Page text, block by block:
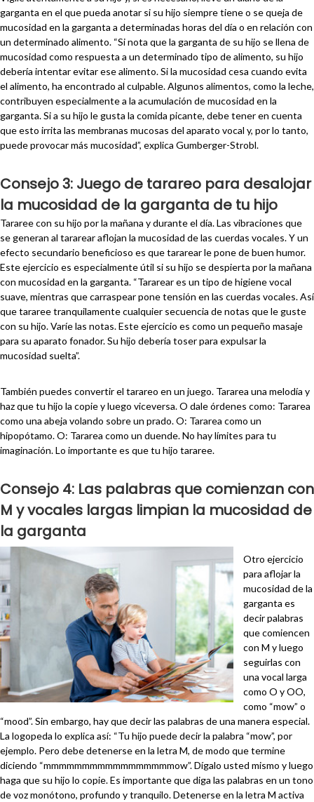
garganta en el que pueda anotar si su hijo siempre tiene o se queja de
mucosidad en la garganta a determinadas horas del día o en relación con
un determinado alimento. “Si nota que la garganta de su hijo se llena de
mucosidad como respuesta a un determinado tipo de alimento, su hijo
debería intentar evitar ese alimento. Si la mucosidad cesa cuando evita
el alimento, ha encontrado al culpable. Algunos alimentos, como la leche,
contribuyen especialmente a la acumulación de mucosidad en la
garganta. Si a su hijo le gusta la comida picante, debe tener en cuenta
que esto irrita las membranas mucosas del aparato vocal y, por lo tanto,
puede provocar más mucosidad”, explica Gumberger-Strobl.
Consejo 3: Juego de tarareo para desalojar
la mucosidad de la garganta de tu hijo
Tararee con su hijo por la mañana y durante el día. Las vibraciones que
se generan al tararear aflojan la mucosidad de las cuerdas vocales. Y un
efecto secundario beneficioso es que tararear le pone de buen humor.
Este ejercicio es especialmente útil si su hijo se despierta por la mañana
con mucosidad en la garganta. “Tararear es un tipo de higiene vocal
suave, mientras que carraspear pone tensión en las cuerdas vocales. Así
que tararee tranquilamente cualquier secuencia de notas que le guste
con su hijo. Varíe las notas. Este ejercicio es como un pequeño masaje
para su aparato fonador. Su hijo debería toser para expulsar la
mucosidad suelta”.
También puedes convertir el tarareo en un juego. Tararea una melodía y
haz que tu hijo la copie y luego viceversa. O dale órdenes como: Tararea
como una abeja volando sobre un prado. O: Tararea como un
hipopótamo. O: Tararea como un duende. No hay límites para tu
imaginación. Lo importante es que tu hijo tararee.
Consejo 4: Las palabras que comienzan con
M y vocales largas limpian la mucosidad de
la garganta
Otro ejercicio
para aflojar la
mucosidad de la
garganta es
decir palabras
que comiencen
con M y luego
seguirlas con
una vocal larga
como O y OO,
como “mow” o
“mood”. Sin embargo, hay que decir las palabras de una manera especial.
La logopeda lo explica así: “Tu hijo puede decir la palabra “mow”, por
ejemplo. Pero debe detenerse en la letra M, de modo que termine
diciendo “mmmmmmmmmmmmmmmmmow”. Dígalo usted mismo y luego
haga que su hijo lo copie. Es importante que diga las palabras en un tono
de voz monótono, profundo y tranquilo. Detenerse en la letra M activa